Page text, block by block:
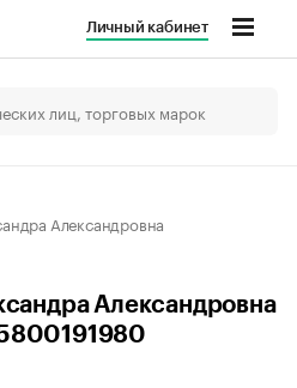
Личный кабинет
Александровна
Александровна